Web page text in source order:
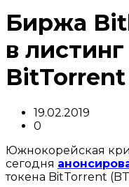
Биржа
в
BitTorrent
19.02.2019
0
Южнокорейская
сегодня
токена BitTorrent